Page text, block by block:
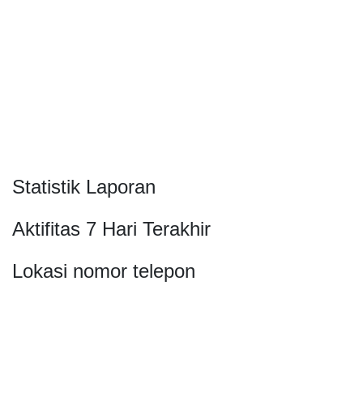
Statistik Laporan
Aktifitas 7 Hari Terakhir
Lokasi nomor telepon